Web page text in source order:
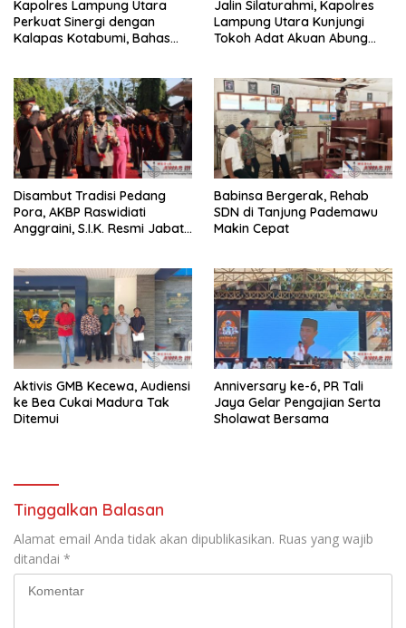
Kapolres Lampung Utara
Perkuat Sinergi dengan
Kalapas Kotabumi, Bahas
Jalin Silaturahmi, Kapolres
Lampung Utara Kunjungi
Tokoh Adat Akuan Abung
Disambut Tradisi Pedang
Pora, AKBP Raswidiati
Anggraini, S.I.K. Resmi Jabat
Babinsa Bergerak, Rehab
SDN di Tanjung Pademawu
Makin Cepat
Aktivis GMB Kecewa, Audiensi
ke Bea Cukai Madura Tak
Ditemui
Anniversary ke-6, PR Tali
Jaya Gelar Pengajian Serta
Sholawat Bersama
Tinggalkan Balasan
Alamat email Anda tidak akan dipublikasikan. Ruas yang wajib
ditandai *